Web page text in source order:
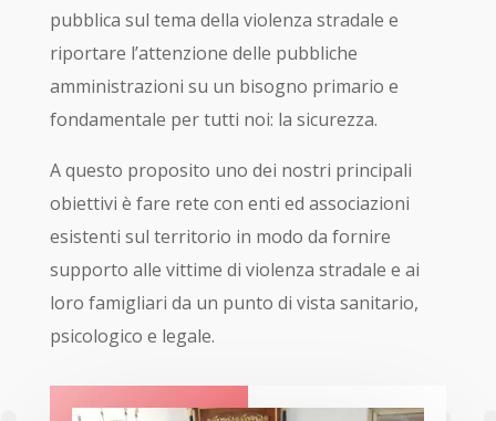
pubblica sul tema della violenza stradale e
riportare l’attenzione delle pubbliche
amministrazioni su un bisogno primario e
fondamentale per tutti noi: la sicurezza.
A questo proposito uno dei nostri principali
obiettivi è fare rete con enti ed associazioni
esistenti sul territorio in modo da fornire
supporto alle vittime di violenza stradale e ai
loro famigliari da un punto di vista sanitario,
psicologico e legale.